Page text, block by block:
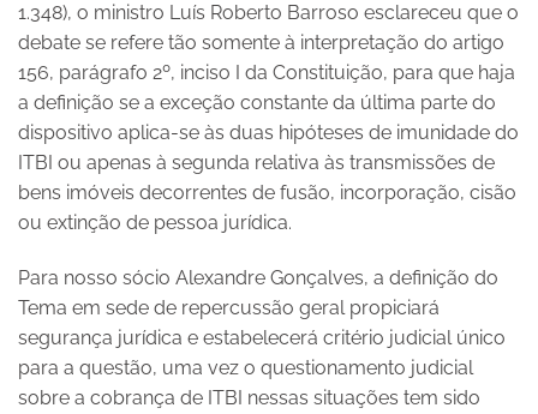
1.348), o ministro Luís Roberto Barroso esclareceu que o
debate se refere tão somente à interpretação do artigo
156, parágrafo 2º, inciso I da Constituição, para que haja
a definição se a exceção constante da última parte do
dispositivo aplica-se às duas hipóteses de imunidade do
ITBI ou apenas à segunda relativa às transmissões de
bens imóveis decorrentes de fusão, incorporação, cisão
ou extinção de pessoa jurídica.
Para nosso sócio Alexandre Gonçalves, a definição do
Tema em sede de repercussão geral propiciará
segurança jurídica e estabelecerá critério judicial único
para a questão, uma vez o questionamento judicial
sobre a cobrança de ITBI nessas situações tem sido